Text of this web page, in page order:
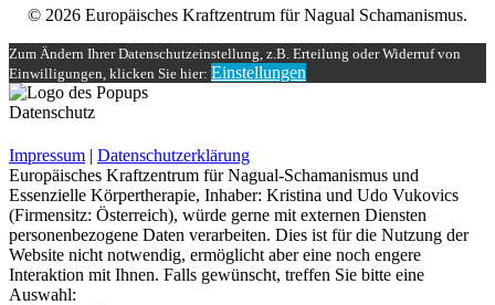
© 2026 Europäisches Kraftzentrum für Nagual Schamanismus.
Zum Ändern Ihrer Datenschutzeinstellung, z.B. Erteilung oder Widerruf von
Einwilligungen, klicken Sie hier: Einstellungen
Datenschutz
Impressum | Datenschutzerklärung
Europäisches Kraftzentrum für Nagual-Schamanismus und
Essenzielle Körpertherapie, Inhaber: Kristina und Udo Vukovics
(Firmensitz: Österreich), würde gerne mit externen Diensten
personenbezogene Daten verarbeiten. Dies ist für die Nutzung der
Website nicht notwendig, ermöglicht aber eine noch engere
Interaktion mit Ihnen. Falls gewünscht, treffen Sie bitte eine
Auswahl: